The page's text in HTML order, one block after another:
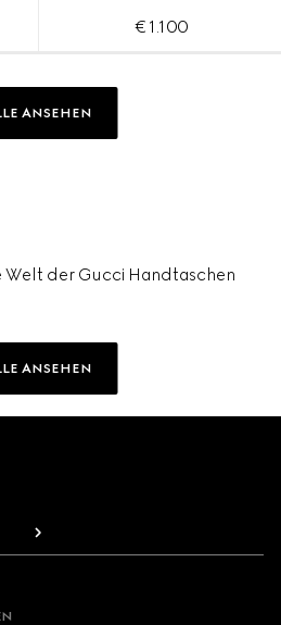
€ 1.100
ANSEHEN
Welt der Gucci Handtaschen
ANSEHEN